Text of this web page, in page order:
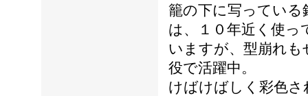
籠の下に写っている
は、１０年近く使っ
いますが、型崩れも
役で活躍中。
けばけばしく彩色さ